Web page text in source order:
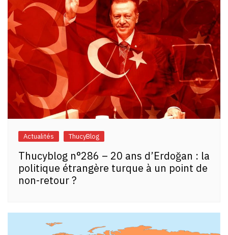
Actualités ThucyBlog
Thucyblog n°286 – 20 ans d’Erdoğan : la
politique étrangère turque à un point de
non-retour ?